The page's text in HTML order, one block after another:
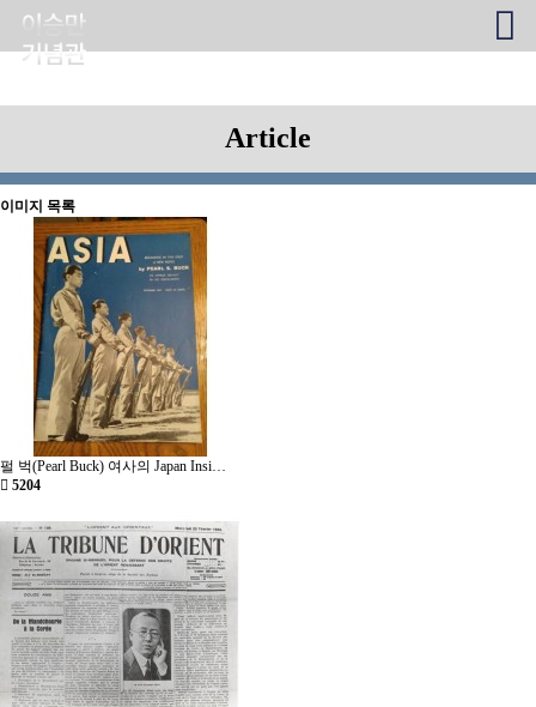
Article
이미지 목록
펄 벅(Pearl Buck) 여사의 Japan Insi…
5204